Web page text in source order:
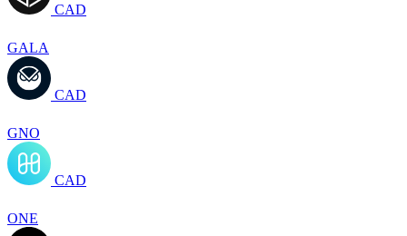
CAD
GALA
CAD
GNO
CAD
ONE